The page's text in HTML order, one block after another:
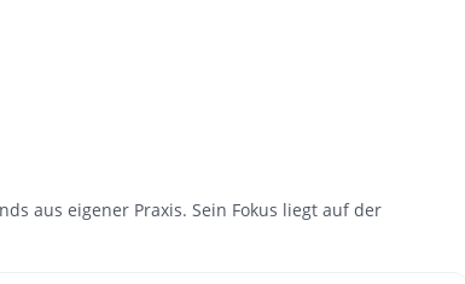
aus eigener Praxis. Sein Fokus liegt auf der